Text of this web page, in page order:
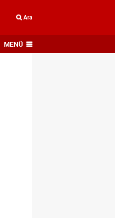
Ara
MENÜ